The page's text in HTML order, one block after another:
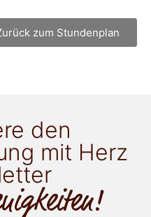
zum Stundenplan
den
mit Herz